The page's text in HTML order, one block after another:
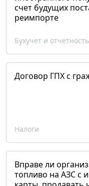
счет будущих
реимпорте
Бухучет и отчетность
Договор ГПХ с
Налоги
Вправе ли
топливо на АЗС с